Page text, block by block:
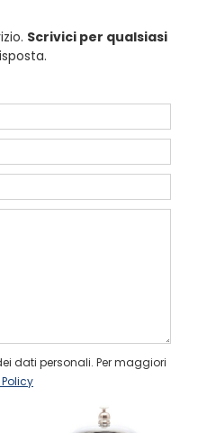
Scrivici per qualsiasi
dati personali. Per maggiori